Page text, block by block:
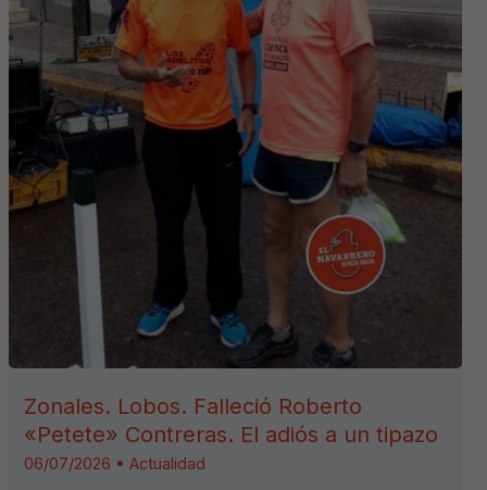
Zonales. Lobos. Falleció Roberto
«Petete» Contreras. El adiós a un tipazo
06/07/2026 •Actualidad